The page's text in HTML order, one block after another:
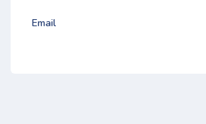
Email